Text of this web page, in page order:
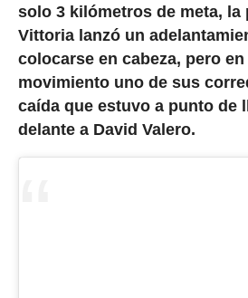
solo 3 kilómetros de meta, la
Vittoria lanzó un
colocarse en cabeza, pero
movimiento uno de sus
caída que estuvo a punto de
delante a David Valero.